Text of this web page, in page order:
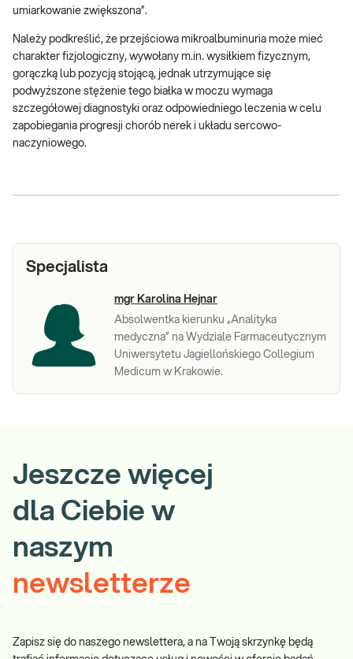
umiarkowanie zwiększona”.
Należy podkreślić, że przejściowa mikroalbuminuria może mieć
charakter fizjologiczny, wywołany m.in. wysiłkiem fizycznym,
gorączką lub pozycją stojącą, jednak utrzymujące się
podwyższone stężenie tego białka w moczu wymaga
szczegółowej diagnostyki oraz odpowiedniego leczenia w celu
zapobiegania progresji chorób nerek i układu sercowo-
naczyniowego.
Specjalista
mgr Karolina Hejnar
Absolwentka kierunku „Analityka
medyczna” na Wydziale Farmaceutycznym
Uniwersytetu Jagiellońskiego Collegium
Medicum w Krakowie.
Jeszcze więcej
dla Ciebie w
naszym
newsletterze
Zapisz się do naszego newslettera, a na Twoją skrzynkę będą